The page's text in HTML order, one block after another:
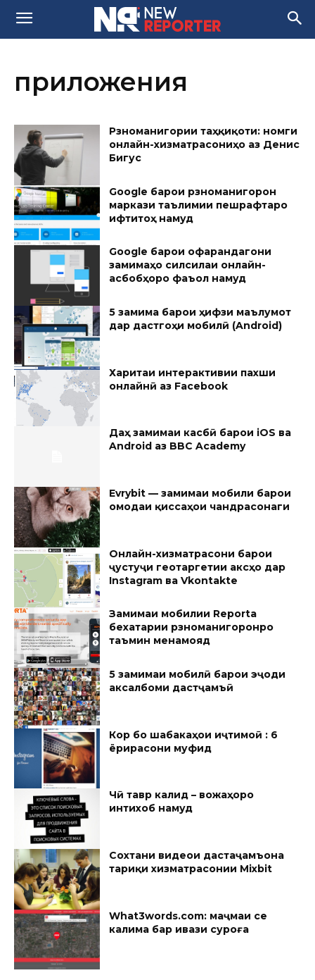
приложения
Рӯзноманигории таҳқиқоти: номгӯи
онлайн-хизматрасониҳо аз Денис
Бигус
Google барои рӯзноманигорон
маркази таълимии пешрафтаро
ифтитоҳ намуд
Google барои офарандагони
замимаҳо силсилаи онлайн-
асбобҳоро фаъол намуд
5 замима барои ҳифзи маълумот
дар дастгоҳи мобилӣ (Android)
Харитаи интерактивии пахши
онлайнӣ аз Facebook
Даҳ замимаи касбӣ барои iOS ва
Android аз BBC Academy
Evrybit — замимаи мобили барои
омодаи қиссаҳои чандрасонаги
Онлайн-хизматрасони барои
ҷустуҷӯи геотаргетии аксҳо дар
Instagram ва Vkontakte
Замимаи мобилии Reporta
бехатарии рӯзноманигоронро
таъмин менамояд
5 замимаи мобилӣ барои эҷоди
аксалбоми дастҷамъӣ
Кор бо шабакаҳои иҷтимоӣ : 6
ёрирасони муфид
Чӣ тавр калид – вожаҳоро
интихоб намуд
Сохтани видеои дастаҷамъона
тариқи хизматрасонии Mixbit
What3words.com: маҷмӯаи се
калима бар ивази суроға